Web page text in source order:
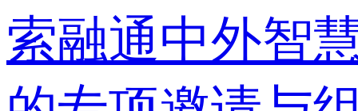
索融通中外智